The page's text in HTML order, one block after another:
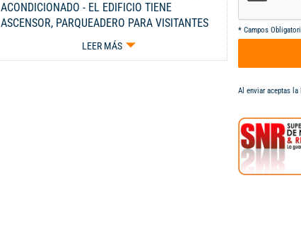
ACONDICIONADO - EL EDIFICIO TIENE
ASCENSOR, PARQUEADERO PARA VISITANTES
Y PORTERÍA 24 HORAS - CELULAR 300-
LEER MÁS
* Campos
Al enviar aceptas la